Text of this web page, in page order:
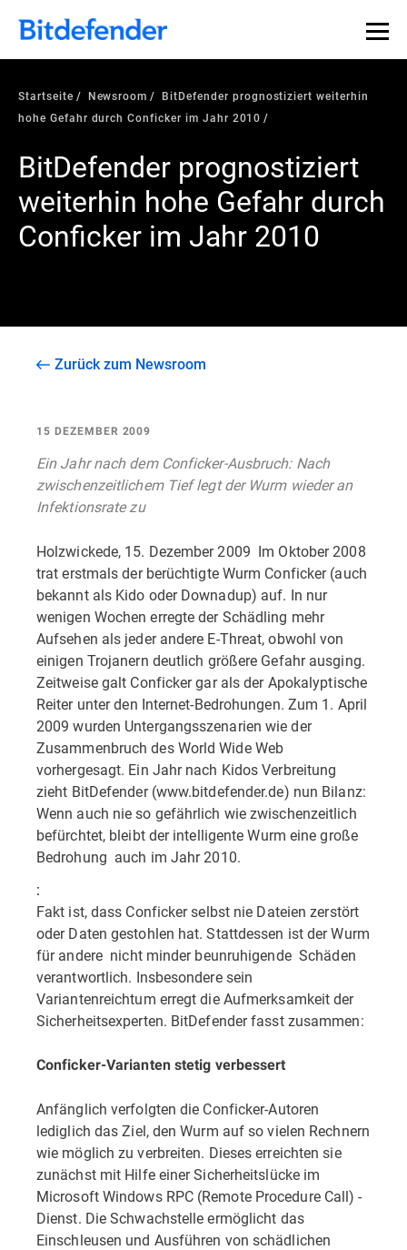
Startseite Newsroom
BitDefender prognostiziert weiterhin
hohe Gefahr durch Conficker im Jahr 2010
BitDefender prognostiziert
weiterhin hohe Gefahr durch
Conficker im Jahr 2010
Zurück zum Newsroom
15 DEZEMBER 2009
Ein Jahr nach dem Conficker-Ausbruch: Nach
zwischenzeitlichem Tief legt der Wurm wieder an
Infektionsrate zu
Holzwickede, 15. Dezember 2009  Im Oktober 2008
trat erstmals der berüchtigte Wurm Conficker (auch
bekannt als Kido oder Downadup) auf. In nur
wenigen Wochen erregte der Schädling mehr
Aufsehen als jeder andere E-Threat, obwohl von
einigen Trojanern deutlich größere Gefahr ausging.
Zeitweise galt Conficker gar als der Apokalyptische
Reiter unter den Internet-Bedrohungen. Zum 1. April
2009 wurden Untergangsszenarien wie der
Zusammenbruch des World Wide Web
vorhergesagt. Ein Jahr nach Kidos Verbreitung
zieht BitDefender (www.bitdefender.de) nun Bilanz:
Wenn auch nie so gefährlich wie zwischenzeitlich
befürchtet, bleibt der intelligente Wurm eine große
Bedrohung  auch im Jahr 2010.
:
Fakt ist, dass Conficker selbst nie Dateien zerstört
oder Daten gestohlen hat. Stattdessen ist der Wurm
für andere  nicht minder beunruhigende  Schäden
verantwortlich. Insbesondere sein
Variantenreichtum erregt die Aufmerksamkeit der
Sicherheitsexperten. BitDefender fasst zusammen:
Conficker-Varianten stetig verbessert
Anfänglich verfolgten die Conficker-Autoren
lediglich das Ziel, den Wurm auf so vielen Rechnern
wie möglich zu verbreiten. Dieses erreichten sie
zunächst mit Hilfe einer Sicherheitslücke im
Microsoft Windows RPC (Remote Procedure Call) -
Dienst. Die Schwachstelle ermöglicht das
Einschleusen und Ausführen von schädlichen